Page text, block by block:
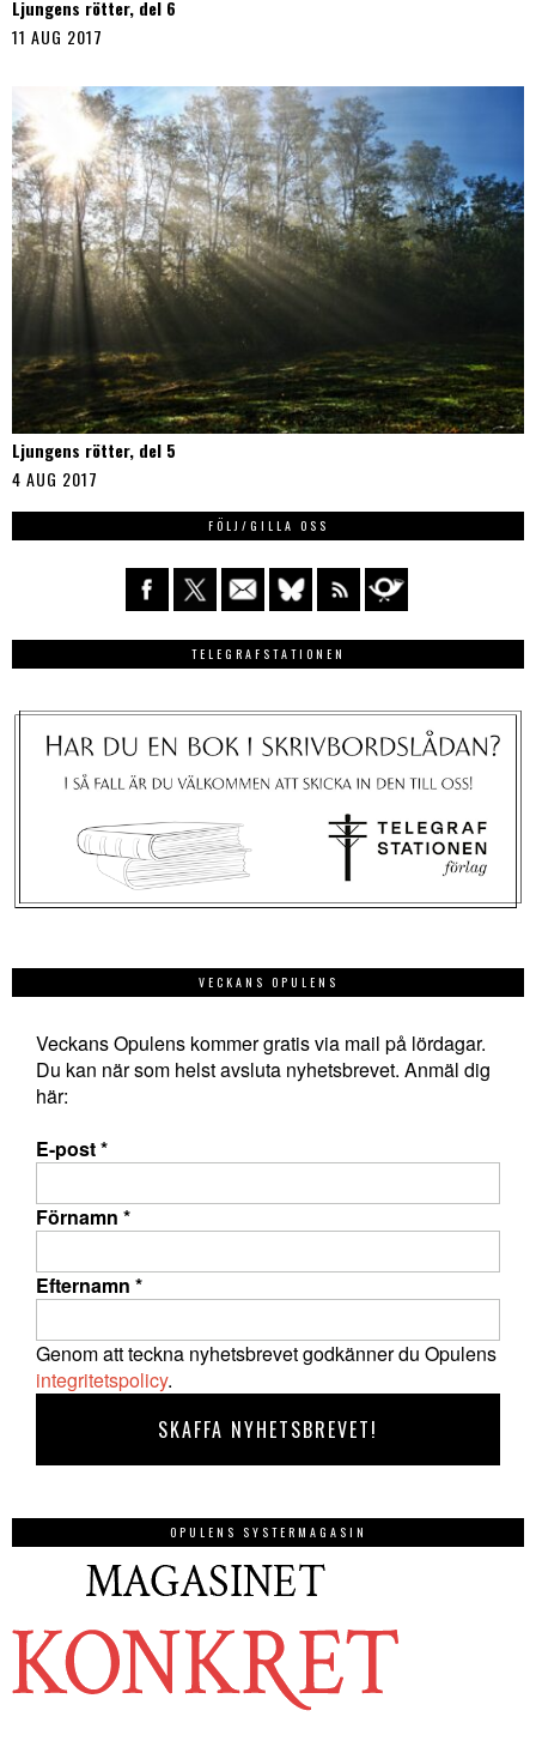
Ljungens rötter, del 6
11 AUG 2017
Ljungens rötter, del 5
4 AUG 2017
FÖLJ/GILLA OSS
TELEGRAFSTATIONEN
VECKANS OPULENS
Veckans Opulens kommer gratis via mail på lördagar.
Du kan när som helst avsluta nyhetsbrevet. Anmäl dig
här:
E-post*
Förnamn *
Efternamn *
Genom att teckna nyhetsbrevet godkänner du Opulens
integritetspolicy.
OPULENS SYSTERMAGASIN